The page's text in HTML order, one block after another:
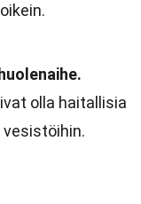
olla haitallisia